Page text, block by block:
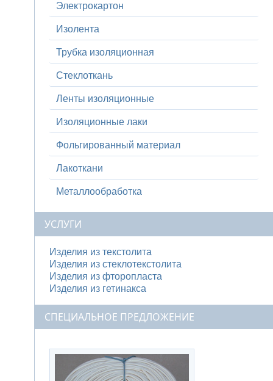
Электрокартон
Изолента
Трубка изоляционная
Стеклоткань
Ленты изоляционные
Изоляционные лаки
Фольгированный материал
Лакоткани
Металлообработка
УСЛУГИ
Изделия из текстолита
Изделия из стеклотекстолита
Изделия из фторопласта
Изделия из гетинакса
СПЕЦИАЛЬНОЕ ПРЕДЛОЖЕНИЕ